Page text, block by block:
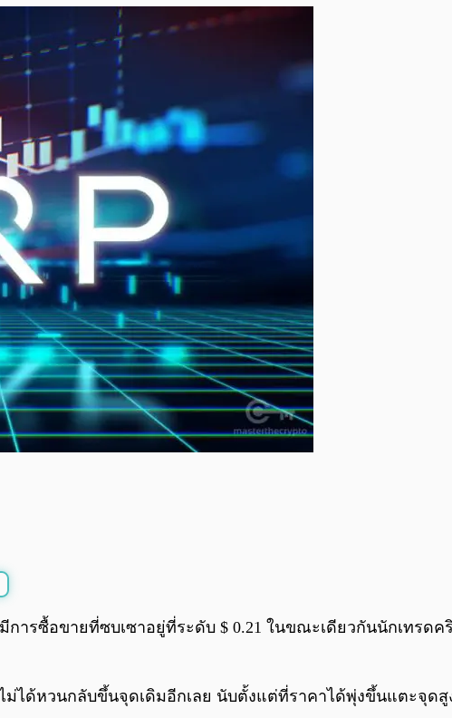
ารซื้อขายที่ซบเซาอยู่ที่ระดับ $ 0.21 ในขณะเดียวกันนักเทรด
ม่ได้หวนกลับขึ้นจุดเดิมอีกเลย นับตั้งแต่ที่ราคาได้พุ่งขึ้นแตะจุดสู